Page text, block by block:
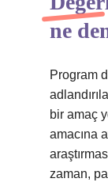
ne
Program
bir amaç
amacına
zaman,